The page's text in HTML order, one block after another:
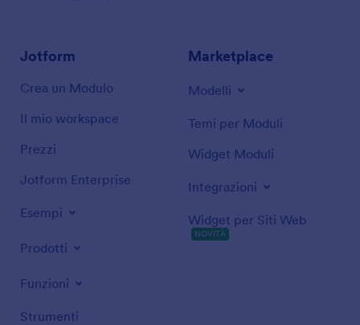
Jotform
Crea un Modulo
Il mio workspace
Prezzi
Jotform Enterprise
Esempi
Prodotti
Funzioni
Strumenti
Marketplace
Modelli
Temi per Moduli
Widget Moduli
Integrazioni
Widget per Siti Web
NOVITÀ